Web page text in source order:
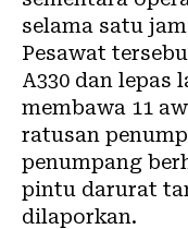
selama satu
Pesawat
A330 dan lepas
membawa 11
ratusan
penumpang
pintu darurat
dilaporkan.